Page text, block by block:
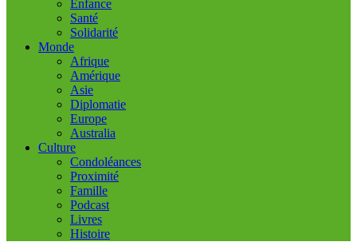
Enfance
Santé
Solidarité
Monde
Afrique
Amérique
Asie
Diplomatie
Europe
Australia
Culture
Condoléances
Proximité
Famille
Podcast
Livres
Histoire